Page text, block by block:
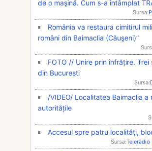
de o maşină. Cum s-a întâmplat
Sursa:
România va restaura cimitirul
români din Baimaclia (Căuşeni)”
FOTO // Unire prin înfrățire.
din București
Sursa:
/VIDEO/ Localitatea Baimaclia
autoritățile
Accesul spre patru localităţi,
Sursa: